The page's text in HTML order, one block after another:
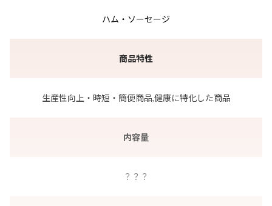
ハム・ソーセージ
商品特性
生産性向上・時短・簡便商品,健康に特化した商品
内容量
？？？